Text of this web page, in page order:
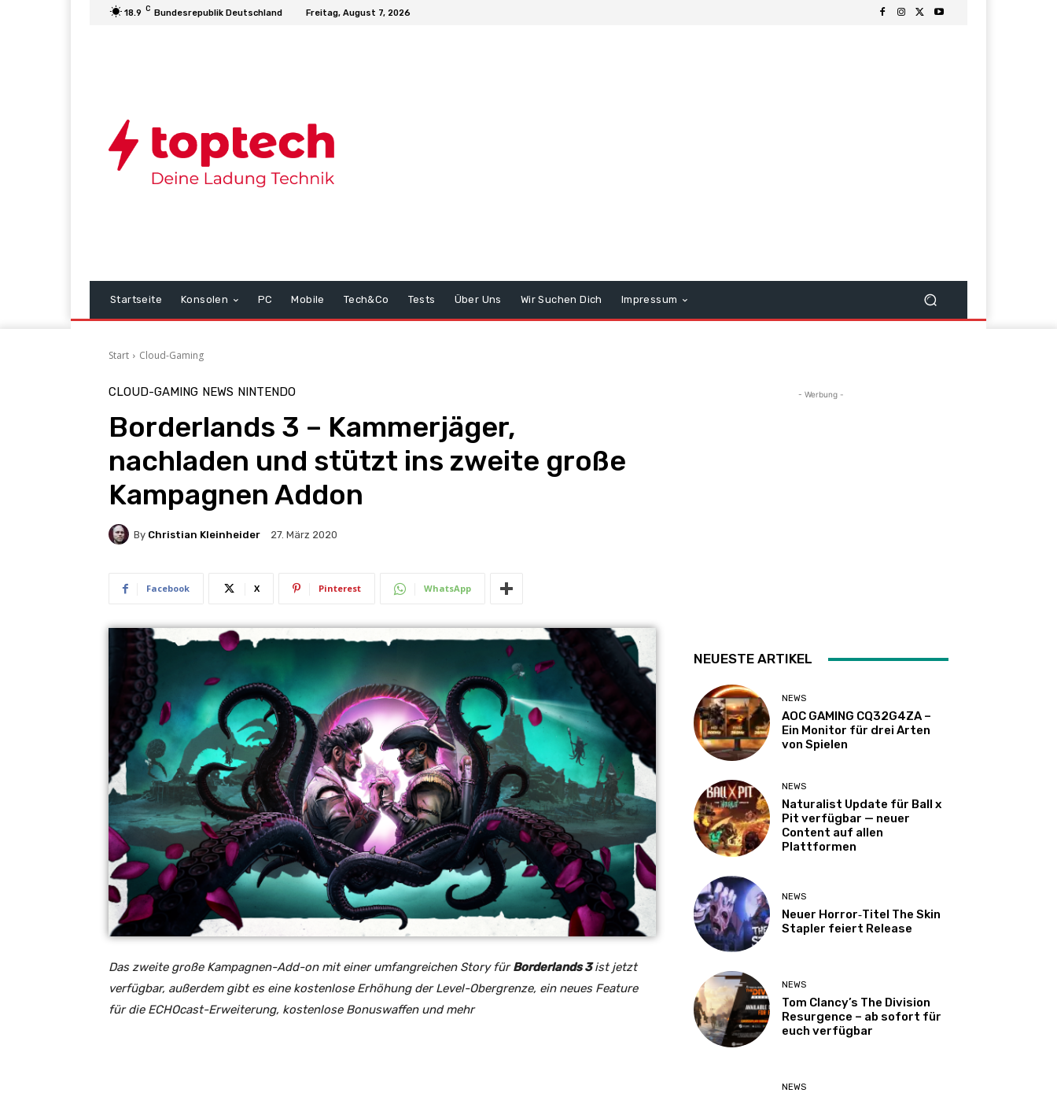
18.9 C Bundesrepublik Deutschland Freitag, August 7, 2026
Startseite Konsolen PC Mobile Tech&Co Tests Über Uns Wir Suchen Dich Impressum
Start Cloud-Gaming
CLOUD-GAMING NEWS NINTENDO
Borderlands 3 – Kammerjäger,
nachladen und stützt ins zweite große
Kampagnen Addon
By Christian Kleinheider 27. März 2020
Facebook X Pinterest WhatsApp
Das zweite große Kampagnen-Add-on mit einer umfangreichen Story fürBorderlands 3ist jetzt
verfügbar, außerdem gibt es eine kostenlose Erhöhung der Level-Obergrenze, ein neues Feature
für die ECHOcast-Erweiterung, kostenlose Bonuswaffen und mehr
- Werbung -
NEUESTE ARTIKEL
NEWS
AOC GAMING CQ32G4ZA –
Ein Monitor für drei Arten
von Spielen
NEWS
Naturalist Update für Ball x
Pit verfügbar — neuer
Content auf allen
Plattformen
NEWS
Neuer Horror‑Titel The Skin
Stapler feiert Release
NEWS
Tom Clancy’s The Division
Resurgence – ab sofort für
euch verfügbar
NEWS